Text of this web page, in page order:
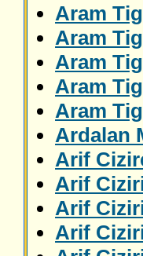
Aram
Aram
Aram
Aram
Aram
Ardalan
Arif
Arif
Arif
Arif